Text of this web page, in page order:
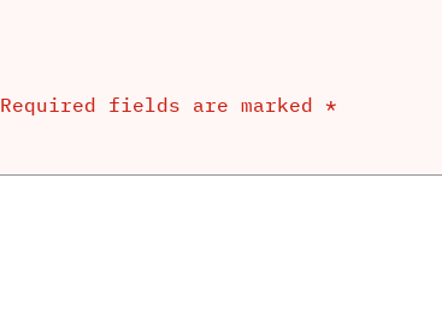
Required fields are marked *